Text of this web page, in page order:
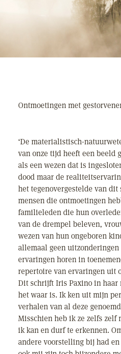
Ontmoetingen met
‘De materialistisch-
van onze tijd heeft een beeld
als een wezen dat is
dood maar de
het tegenovergestelde van
mensen die ontmoetingen
familieleden die hun
van de drempel beleven,
wezen van hun ongeboren
allemaal geen
ervaringen horen in
repertoire van ervaringen uit
Dit schrijft Iris Paxino in haar
het waar is. Ik ken uit mijn
verhalen van al deze
Misschien heb ik ze zelfs zelf
ik kan en durf te erkennen.
andere voorstelling bij had